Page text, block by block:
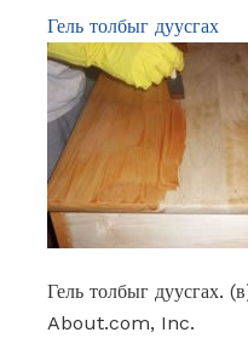
Гель толбыг дуусгах
Гель толбыг дуусгах.
About.com, Inc.